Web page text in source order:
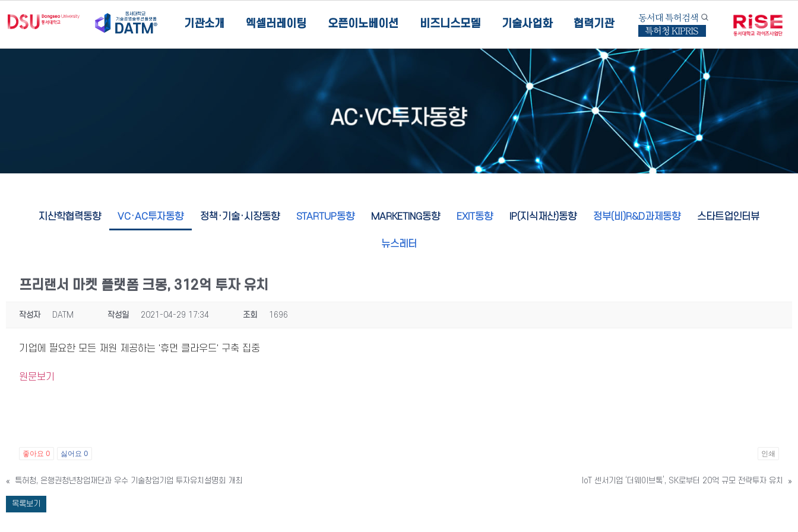
기관소개 엑셀러레이팅 오픈이노베이션 비즈니스모델 기술사업화 협력기관
동서대 특허검색
특허청 KIPRIS
지산학협력동향 VC·AC투자동향 정책·기술·시장동향 STARTUP동향 MARKETING동향 EXIT동향 IP(지식재산)동향 정부(비)R&D과제동향 스타트업인터뷰
뉴스레터
프리랜서 마켓 플랫폼 크몽, 312억 투자 유치
작성자 DATM 작성일 2021-04-29 17:34 조회 1696
기업에 필요한 모든 재원 제공하는 '휴먼 클라우드' 구축 집중
원문보기
좋아요 0 싫어요 0 인쇄
« 특허청, 은행권청년창업재단과 우수 기술창업기업 투자유치설명회 개최 IoT 센서기업 ‘더웨이브톡’, SK로부터 20억 규모 전략투자 유치 »
목록보기